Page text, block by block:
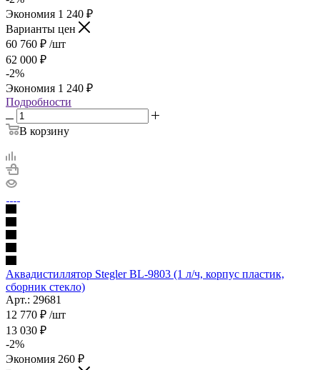
Экономия 1 240 ₽
Варианты цен
60 760 ₽ /шт
62 000 ₽
-2%
Экономия 1 240 ₽
Подробности
В корзину
Аквадистиллятор Stegler BL-9803 (1 л/ч, корпус пластик,
сборник стекло)
Арт.: 29681
12 770 ₽ /шт
13 030 ₽
-2%
Экономия 260 ₽